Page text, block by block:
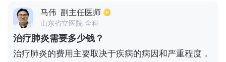
种新式的靶向治疗，还有新的免疫治疗等化疗方法，
最贵化疗方案有可能需要五六万元，但也有些较为简
单的普通化疗可能需要几千元。所以具体的费用是要
结合多种情况，才能得到准确的化疗所需费用。
马伟 副主任医师
山东省立医院 全科
治疗肺炎需要多少钱？
治疗肺炎的费用主要取决于疾病的病因和严重程度，